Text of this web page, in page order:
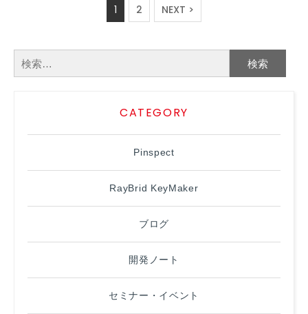
1 2 NEXT >
CATEGORY
Pinspect
RayBrid KeyMaker
ブログ
開発ノート
セミナー・イベント